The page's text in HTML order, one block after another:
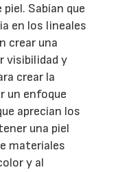
Sabían que
en los lineales
crear una
visibilidad y
crear la
un enfoque
aprecian los
una piel
materiales
y al